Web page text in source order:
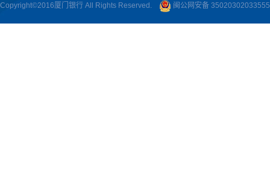
Copyright©2016厦门银行 All Rights Reserved. 闽公网安备